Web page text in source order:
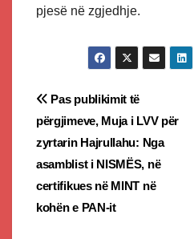
pjesë në zgjedhje.
Post
navigation
Pas publikimit të
përgjimeve, Muja i LVV për
zyrtarin Hajrullahu: Nga
asamblist i NISMËS, në
certifikues në MINT në
kohën e PAN-it